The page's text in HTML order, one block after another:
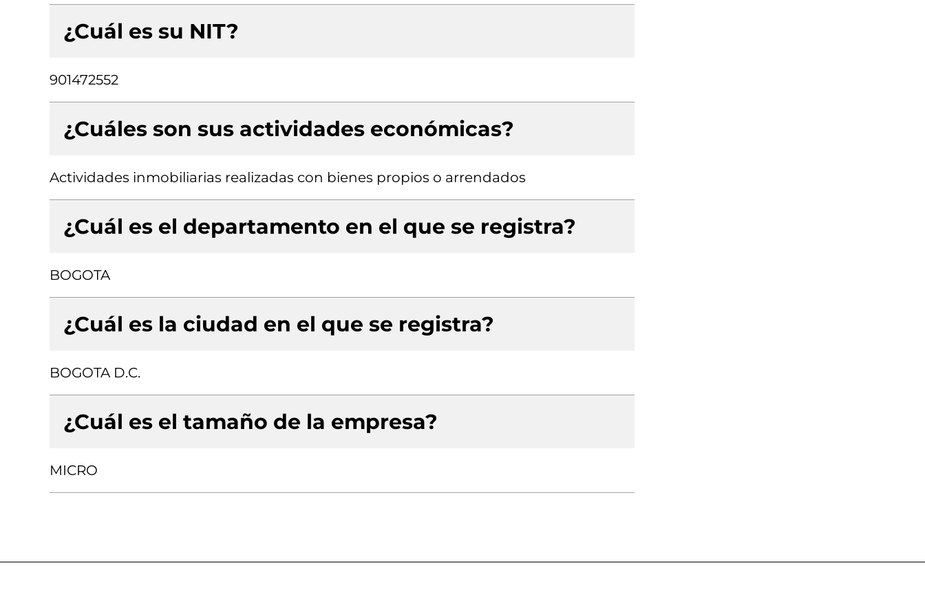
¿Cuál es su NIT?
901472552
¿Cuáles son sus actividades económicas?
Actividades inmobiliarias realizadas con bienes propios o arrendados
¿Cuál es el departamento en el que se registra?
BOGOTA
¿Cuál es la ciudad en el que se registra?
BOGOTA D.C.
¿Cuál es el tamaño de la empresa?
MICRO